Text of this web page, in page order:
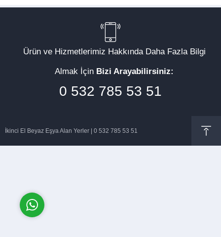
Ürün ve Hizmetlerimiz Hakkında Daha Fazla Bilgi
Almak İçin Bizi Arayabilirsiniz:
0 532 785 53 51
İkinci El Beyaz Eşya Alan Yerler | 0 532 785 53 51